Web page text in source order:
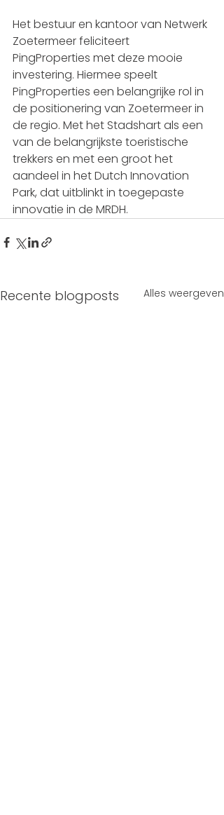
Het bestuur en kantoor van Netwerk
Zoetermeer feliciteert
PingProperties met deze mooie
investering. Hiermee speelt
PingProperties een belangrijke rol in
de positionering van Zoetermeer in
de regio. Met het Stadshart als een
van de belangrijkste toeristische
trekkers en met een groot het
aandeel in het Dutch Innovation
Park, dat uitblinkt in toegepaste
innovatie in de MRDH.
Recente blogposts Alles weergeven